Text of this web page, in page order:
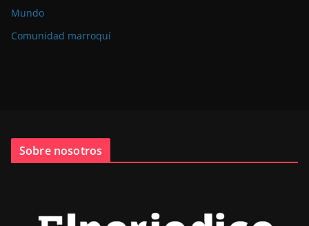
Mundo
Comunidad marroquí
Sobre nosotros